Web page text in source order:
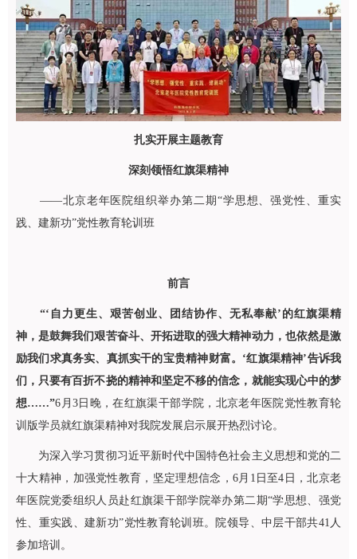
扎实开展主题教育
深刻领悟红旗渠精神
——北京老年医院组织举办第二期“学思想、强党性、重实
践、建新功”党性教育轮训班
前言
“‘自力更生、艰苦创业、团结协作、无私奉献’的红旗渠精
神，是鼓舞我们艰苦奋斗、开拓进取的强大精神动力，也依然是激
励我们求真务实、真抓实干的宝贵精神财富。‘红旗渠精神’告诉我
们，只要有百折不挠的精神和坚定不移的信念，就能实现心中的梦
想……”6月3日晚，在红旗渠干部学院，北京老年医院党性教育轮
训版学员就红旗渠精神对我院发展启示展开热烈讨论。
为深入学习贯彻习近平新时代中国特色社会主义思想和党的二
十大精神，加强党性教育，坚定理想信念，6月1日至4日，北京老
年医院党委组织人员赴红旗渠干部学院举办第二期“学思想、强党
性、重实践、建新功”党性教育轮训班。院领导、中层干部共41人
参加培训。